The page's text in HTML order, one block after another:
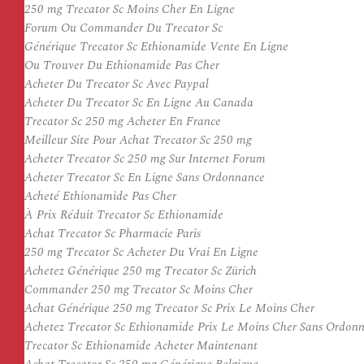
250 mg Trecator Sc Moins Cher En Ligne
Forum Ou Commander Du Trecator Sc
Générique Trecator Sc Ethionamide Vente En Ligne
Ou Trouver Du Ethionamide Pas Cher
Acheter Du Trecator Sc Avec Paypal
Acheter Du Trecator Sc En Ligne Au Canada
Trecator Sc 250 mg Acheter En France
Meilleur Site Pour Achat Trecator Sc 250 mg
Acheter Trecator Sc 250 mg Sur Internet Forum
Acheter Trecator Sc En Ligne Sans Ordonnance
Acheté Ethionamide Pas Cher
À Prix Réduit Trecator Sc Ethionamide
Achat Trecator Sc Pharmacie Paris
250 mg Trecator Sc Acheter Du Vrai En Ligne
Achetez Générique 250 mg Trecator Sc Zürich
Commander 250 mg Trecator Sc Moins Cher
Achat Générique 250 mg Trecator Sc Prix Le Moins Cher
Achetez Trecator Sc Ethionamide Prix Le Moins Cher Sans
Trecator Sc Ethionamide Acheter Maintenant